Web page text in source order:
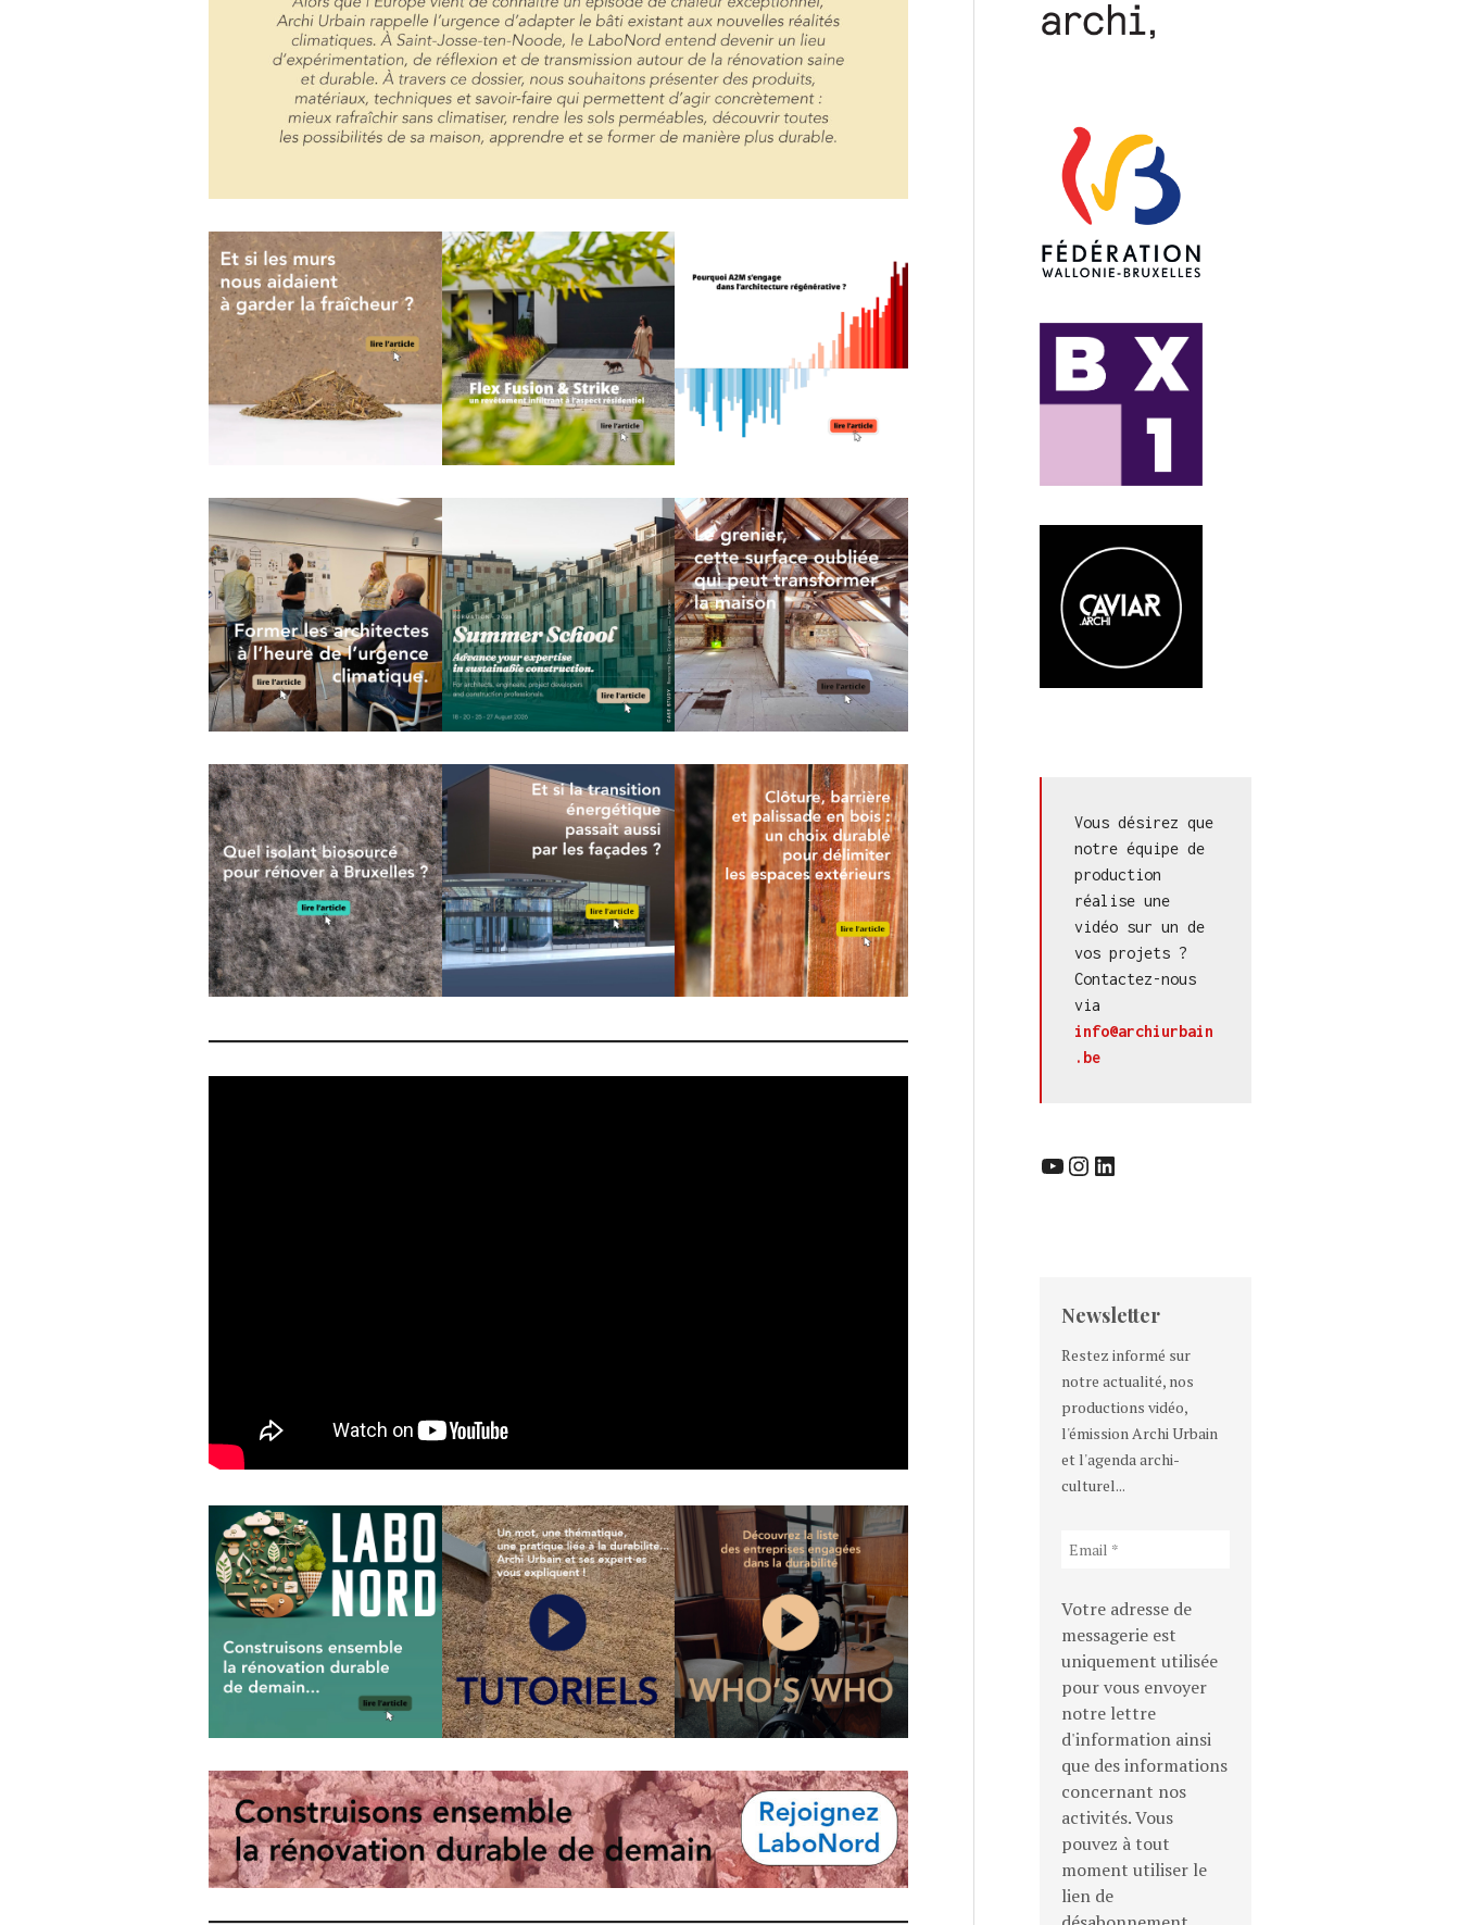
Vous désirez que
notre équipe de
production
réalise une
vidéo sur un de
vos projets ?
Contactez-nous
info@archiurbain
.be
YouTube InstagramLinkedIn
Newsletter
Restez informé sur
notre actualité, nos
productions vidéo,
l'émission Archi Urbain
et l'agenda archi-
culturel...
Votre adresse de
messagerie est
uniquement utilisée
pour vous envoyer
notre lettre
d'information ainsi
que des informations
concernant nos
activités. Vous
pouvez à tout
moment utiliser le
lien de